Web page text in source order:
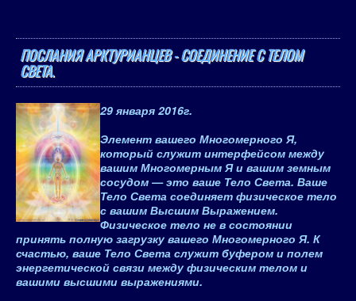
ПОСЛАНИЯ АРКТУРИАНЦЕВ - СОЕДИНЕНИЕ С ТЕЛОМ
СВЕТА.
29 января 2016г.
Элемент вашего Многомерного Я,
который служит интерфейсом между
вашим Многомерным Я и вашим земным
сосудом — это ваше Тело Света. Ваше
Тело Света соединяет физическое тело
с вашим Высшим Выражением.
Физическое тело не в состоянии
принять полную загрузку вашего Многомерного Я. К
счастью, ваше Тело Света служит буфером и полем
энергетической связи между физическим телом и
вашими высшими выражениями.